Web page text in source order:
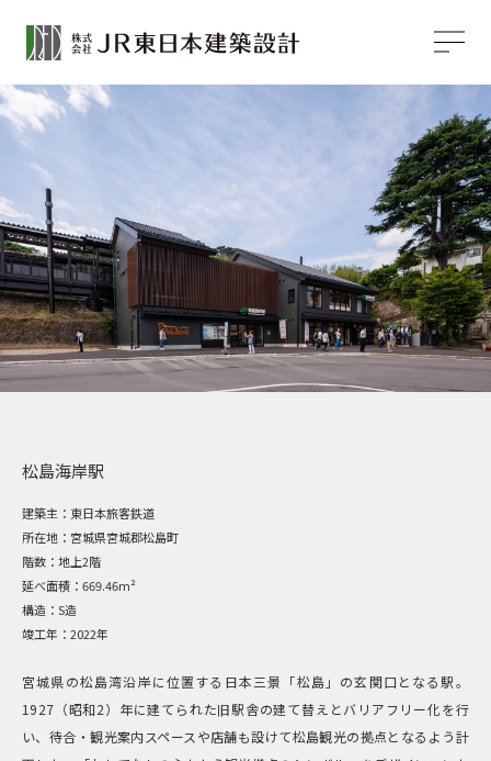
松島海岸駅
建築主： 東日本旅客鉄道
所在地： 宮城県宮城郡松島町
階数： 地上2階
延べ面積： 669.46m²
構造： S造
竣工年： 2022年
宮城県の松島湾沿岸に位置する日本三景「松島」の玄関口となる駅。
1927（昭和2）年に建てられた旧駅舎の建て替えとバリアフリー化を行
い、待合・観光案内スペースや店舗も設けて松島観光の拠点となるよう計